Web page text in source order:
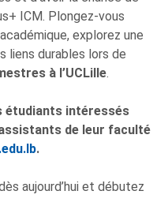
ICM. Plongez-vous
explorez une
liens durables lors de
à l’UCLille.
étudiants intéressés
de leur faculté
.
aujourd’hui et débutez